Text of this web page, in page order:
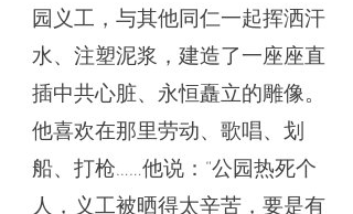
园义工，与其他同仁一起挥洒汗
水、注塑泥浆，建造了一座座直
插中共心脏、永恒矗立的雕像。
他喜欢在那里劳动、歌唱、划
船、打枪……他说：“公园热死个
人，义工被晒得太辛苦，要是有